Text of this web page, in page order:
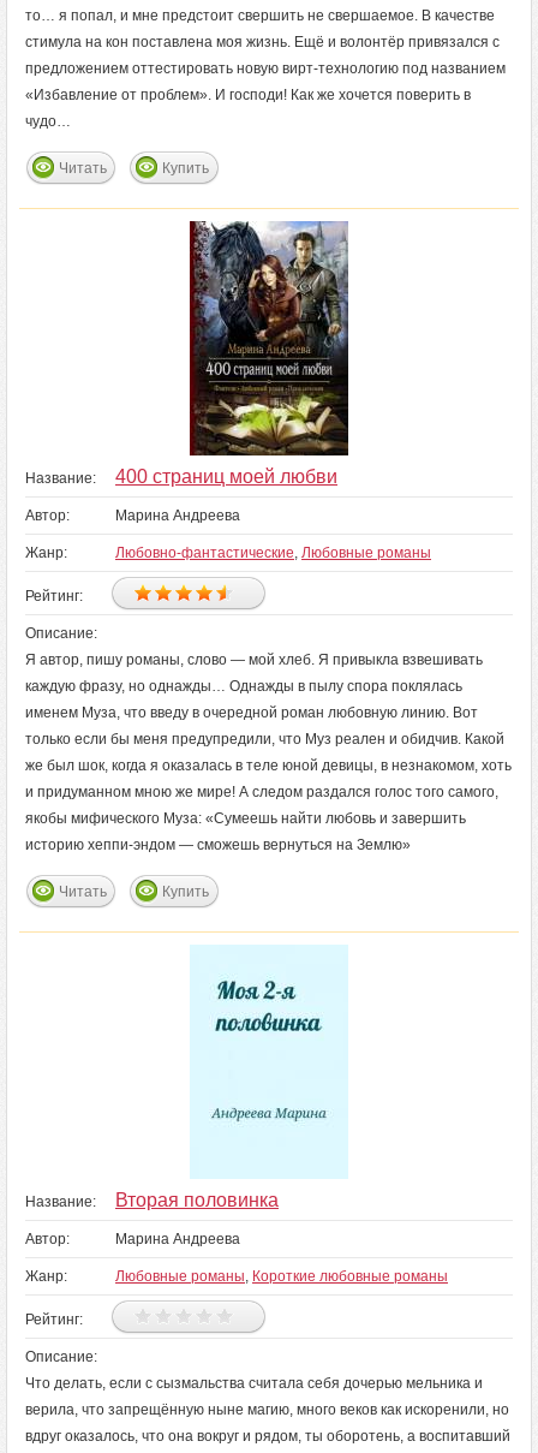
то… я попал, и мне предстоит свершить не свершаемое. В качестве
стимула на кон поставлена моя жизнь. Ещё и волонтёр привязался с
предложением оттестировать новую вирт-технологию под названием
«Избавление от проблем». И господи! Как же хочется поверить в
чудо…
Читать Купить
Название: 400 страниц моей любви
Автор: Марина Андреева
Жанр: Любовно-фантастические, Любовные романы
Рейтинг:
Описание:
Я автор, пишу романы, слово — мой хлеб. Я привыкла взвешивать
каждую фразу, но однажды… Однажды в пылу спора поклялась
именем Муза, что введу в очередной роман любовную линию. Вот
только если бы меня предупредили, что Муз реален и обидчив. Какой
же был шок, когда я оказалась в теле юной девицы, в незнакомом, хоть
и придуманном мною же мире! А следом раздался голос того самого,
якобы мифического Муза: «Сумеешь найти любовь и завершить
историю хеппи-эндом — сможешь вернуться на Землю»
Читать Купить
Название: Вторая половинка
Автор: Марина Андреева
Жанр: Любовные романы, Короткие любовные романы
Рейтинг:
Описание:
Что делать, если с сызмальства считала себя дочерью мельника и
верила, что запрещённую ныне магию, много веков как искоренили, но
вдруг оказалось, что она вокруг и рядом, ты оборотень, а воспитавший